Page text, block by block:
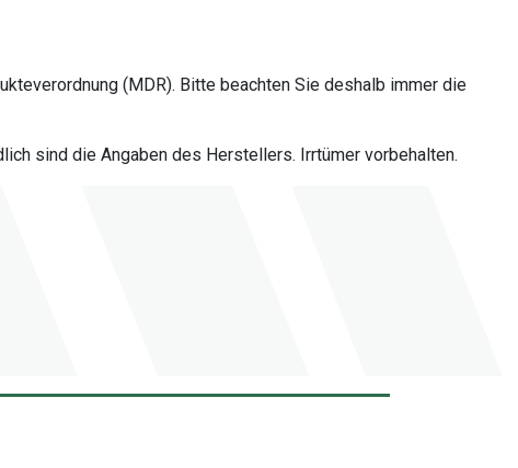
(MDR). Bitte beachten Sie deshalb immer die
sind die Angaben des Herstellers. Irrtümer vorbehalten.